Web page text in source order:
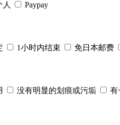
人 Paypay
1小时内结束 免日本邮费
没有明显的划痕或污垢 有